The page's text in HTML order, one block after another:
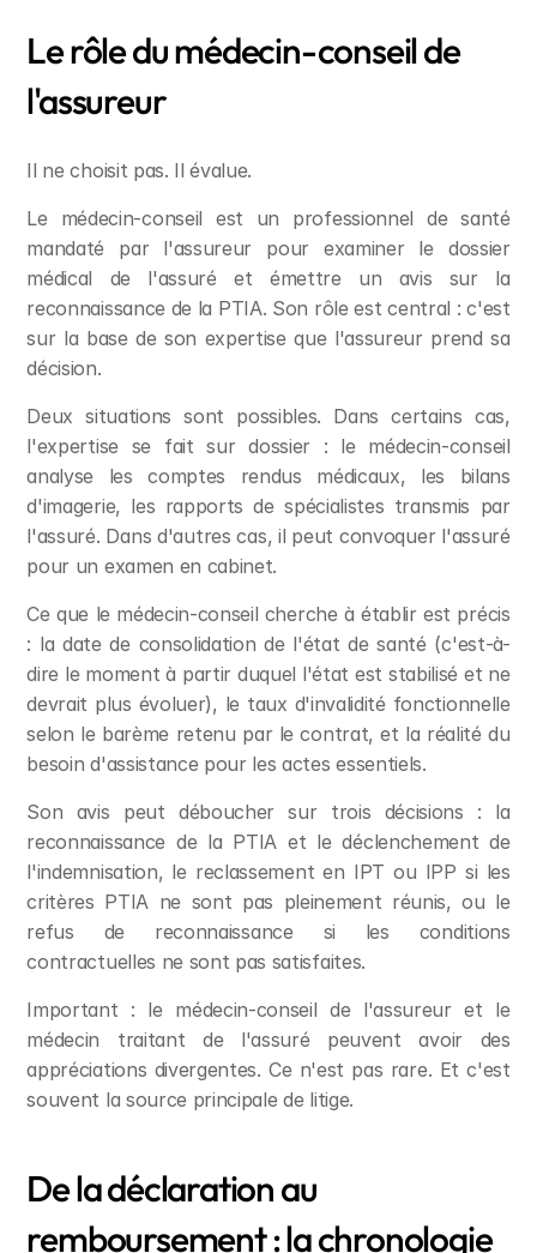
Le rôle du médecin-conseil de
l'assureur
Il ne choisit pas. Il évalue.
Le médecin-conseil est un professionnel de santé
mandaté par l'assureur pour examiner le dossier
médical de l'assuré et émettre un avis sur la
reconnaissance de la PTIA. Son rôle est central : c'est
sur la base de son expertise que l'assureur prend sa
décision.
Deux situations sont possibles. Dans certains cas,
l'expertise se fait sur dossier : le médecin-conseil
analyse les comptes rendus médicaux, les bilans
d'imagerie, les rapports de spécialistes transmis par
l'assuré. Dans d'autres cas, il peut convoquer l'assuré
pour un examen en cabinet.
Ce que le médecin-conseil cherche à établir est précis
: la date de consolidation de l'état de santé (c'est-à-
dire le moment à partir duquel l'état est stabilisé et ne
devrait plus évoluer), le taux d'invalidité fonctionnelle
selon le barème retenu par le contrat, et la réalité du
besoin d'assistance pour les actes essentiels.
Son avis peut déboucher sur trois décisions : la
reconnaissance de la PTIA et le déclenchement de
l'indemnisation, le reclassement en IPT ou IPP si les
critères PTIA ne sont pas pleinement réunis, ou le
refus de reconnaissance si les conditions
contractuelles ne sont pas satisfaites.
Important : le médecin-conseil de l'assureur et le
médecin traitant de l'assuré peuvent avoir des
appréciations divergentes. Ce n'est pas rare. Et c'est
souvent la source principale de litige.
De la déclaration au
remboursement : la chronologie